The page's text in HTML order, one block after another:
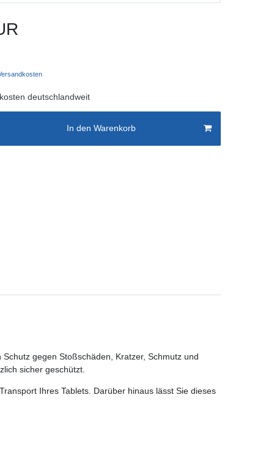
deutschlandweit
In den Warenkorb
gegen Stoßschäden, Kratzer, Schmutz und
sicher geschützt.
Ihres Tablets. Darüber hinaus lässt Sie dieses